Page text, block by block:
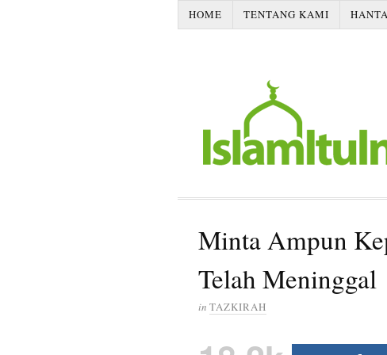
HOME TENTANG KAMI
Minta Ampun
Telah Meninggal
in TAZKIRAH